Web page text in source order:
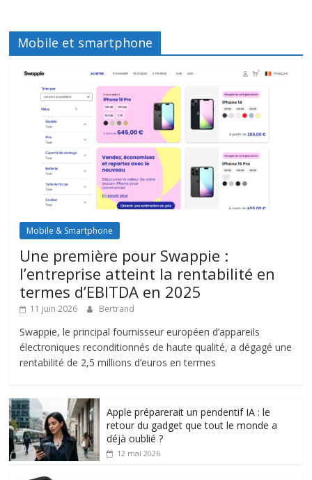
Mobile et smartphone
Mobile & Smartphone
Une première pour Swappie :
l’entreprise atteint la rentabilité en
termes d’EBITDA en 2025
11 juin 2026 Bertrand
Swappie, le principal fournisseur européen d’appareils
électroniques reconditionnés de haute qualité, a dégagé une
rentabilité de 2,5 millions d’euros en termes
Apple préparerait un pendentif IA : le
retour du gadget que tout le monde a
déjà oublié ?
12 mai 2026